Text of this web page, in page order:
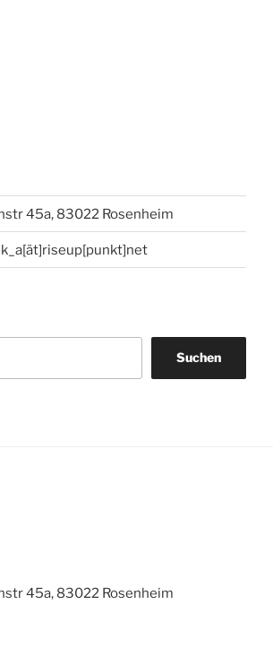
45a, 83022 Rosenheim
Suchen
45a, 83022 Rosenheim